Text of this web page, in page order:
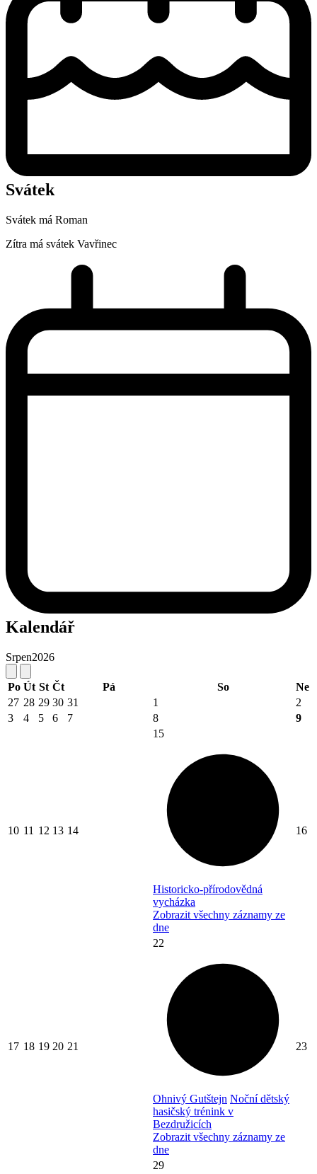
Svátek
Svátek má Roman
Zítra má svátek Vavřinec
Kalendář
Srpen2026
Po Út St Čt Pá So
Ne
27 28 29 30 31 1
2
3
4 5 6 7 8 9
10 11 12 13 14
15
Historicko-přírodovědná
vycházka
Zobrazit všechny záznamy ze
dne
16
17 18 19 20 21
22
Ohnivý Gutštejn Noční dětský
hasičský trénink v
Bezdružicích
Zobrazit všechny záznamy ze
dne
23
29